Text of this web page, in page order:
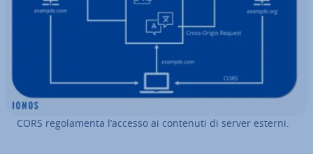
CORS re­go­la­men­ta l’accesso ai contenuti di server esterni.